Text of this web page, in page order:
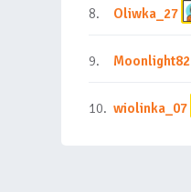
8. Oliwka_27
9. Moonlight82
10. wiolinka_07